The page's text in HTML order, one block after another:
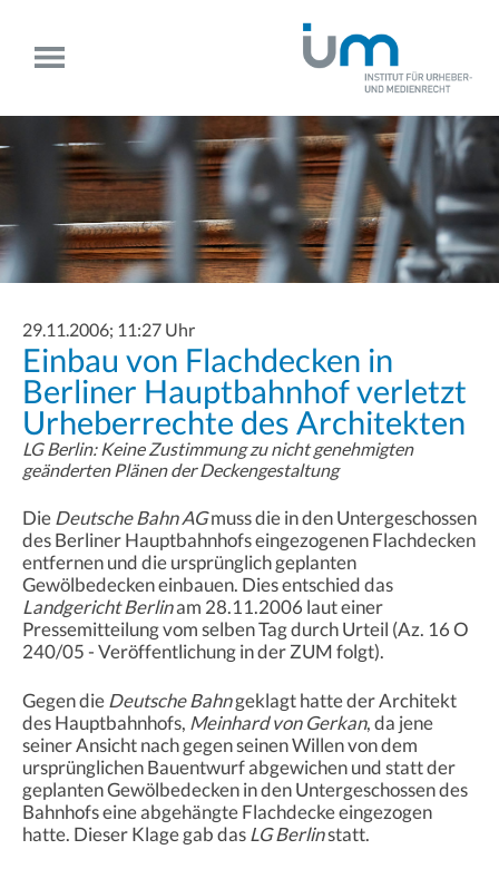
29.11.2006; 11:27 Uhr
Einbau von Flachdecken in
Berliner Hauptbahnhof verletzt
Urheberrechte des Architekten
LG Berlin: Keine Zustimmung zu nicht genehmigten
geänderten Plänen der Deckengestaltung
DieDeutsche Bahn AGmuss die in den Untergeschossen
des Berliner Hauptbahnhofs eingezogenen Flachdecken
entfernen und die ursprünglich geplanten
Gewölbedecken einbauen. Dies entschied das
Landgericht Berlinam 28.11.2006 laut einer
Pressemitteilung vom selben Tag durch Urteil (Az. 16 O
240/05 - Veröffentlichung in der ZUM folgt).
Gegen dieDeutsche Bahngeklagt hatte der Architekt
des Hauptbahnhofs, Meinhard von Gerkan, da jene
seiner Ansicht nach gegen seinen Willen von dem
ursprünglichen Bauentwurf abgewichen und statt der
geplanten Gewölbedecken in den Untergeschossen des
Bahnhofs eine abgehängte Flachdecke eingezogen
hatte. Dieser Klage gab dasLG Berlinstatt.